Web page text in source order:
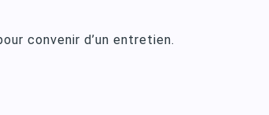
convenir d’un entretien.